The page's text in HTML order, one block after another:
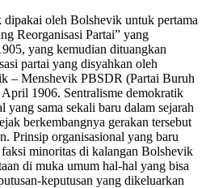
dipakai oleh Bolshevik untuk pertama
Reorganisasi Partai” yang
yang kemudian dituangkan
partai yang disyahkan oleh
– Menshevik PBSDR (Partai Buruh
1906. Sentralisme demokratik
sama sekali baru dalam sejarah
berkembangnya gerakan tersebut
Prinsip organisasional yang baru
minoritas di kalangan Bolshevik
di muka umum hal-hal yang bisa
keputusan yang dikeluarkan